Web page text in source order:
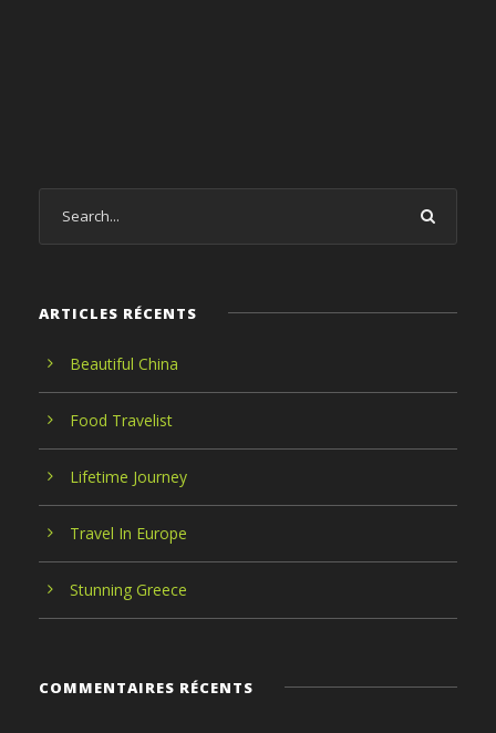
ARTICLES RÉCENTS
Beautiful China
Food Travelist
Lifetime Journey
Travel In Europe
Stunning Greece
COMMENTAIRES RÉCENTS